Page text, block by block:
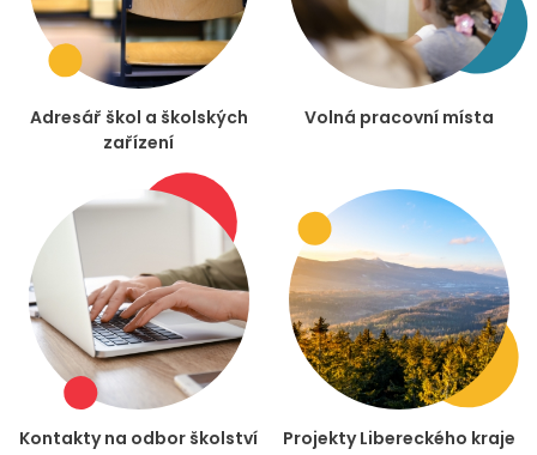
Adresář škol a školských
zařízení
Volná pracovní místa
Kontakty na odbor školství Projekty Libereckého kraje